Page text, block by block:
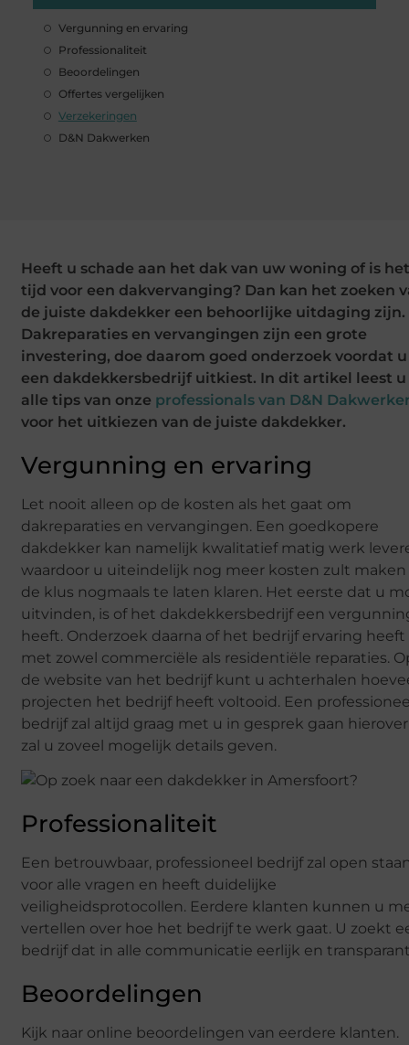
Vergunning en ervaring
Professionaliteit
Beoordelingen
Offertes vergelijken
Verzekeringen
D&N Dakwerken
Heeft u schade aan het dak van uw woning of is
tijd voor een dakvervanging? Dan kan het zoeken
de juiste dakdekker een behoorlijke uitdaging zijn.
Dakreparaties en vervangingen zijn een grote
investering, doe daarom goed onderzoek voordat u
een dakdekkersbedrijf uitkiest. In dit artikel leest u
alle tips van onze professionals van D&N
voor het uitkiezen van de juiste dakdekker.
Vergunning en ervaring
Let nooit alleen op de kosten als het gaat om
dakreparaties en vervangingen. Een goedkopere
dakdekker kan namelijk kwalitatief matig werk
waardoor u uiteindelijk nog meer kosten zult
de klus nogmaals te laten klaren. Het eerste dat u
uitvinden, is of het dakdekkersbedrijf een
heeft. Onderzoek daarna of het bedrijf ervaring heeft
met zowel commerciële als residentiële reparaties.
de website van het bedrijf kunt u achterhalen
projecten het bedrijf heeft voltooid. Een
bedrijf zal altijd graag met u in gesprek gaan
zal u zoveel mogelijk details geven.
Professionaliteit
Een betrouwbaar, professioneel bedrijf zal open
voor alle vragen en heeft duidelijke
veiligheidsprotocollen. Eerdere klanten kunnen u
vertellen over hoe het bedrijf te werk gaat. U zoekt
bedrijf dat in alle communicatie eerlijk en
Beoordelingen
Kijk naar online beoordelingen van eerdere klanten.